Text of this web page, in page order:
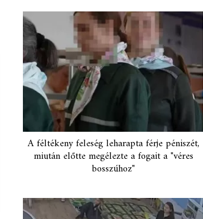
A féltékeny feleség leharapta férje péniszét,
miután előtte megélezte a fogait a "véres
bosszúhoz"